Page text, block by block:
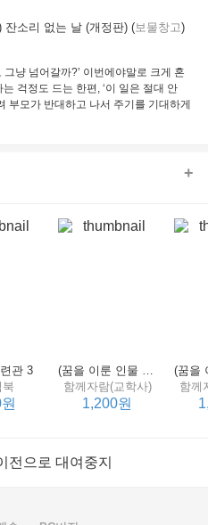
북)
동아일보사
잔소리 없는 날 (개정판) (보물창고)
그냥 넘어갈까?’ 이번에야말로 크게 혼
걱정도 드는 한편, ‘이 일은 절대 안
부모가 반대하고 나서 주기를 기대하게
+
관 3
북
(꿈을 이룬 인물 탐구 2) 제인 구달
함께자람(교학사)
1,200원
함께
름방학 참고서 이벤트
전으로 대여중지